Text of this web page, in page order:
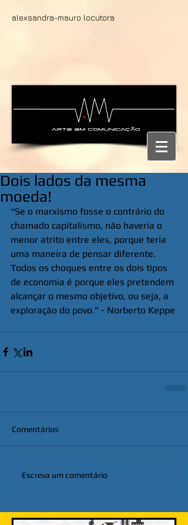
alexsandra-mauro locutora
Dois lados da mesma
moeda!
“Se o marxismo fosse o contrário do
chamado capitalismo, não haveria o
menor atrito entre eles, porque teria
uma maneira de pensar diferente.
Todos os choques entre os dois tipos
de economia é porque eles pretendem
alcançar o mesmo objetivo, ou seja, a
exploração do povo." - Norberto Keppe
Comentários
Escreva um comentário